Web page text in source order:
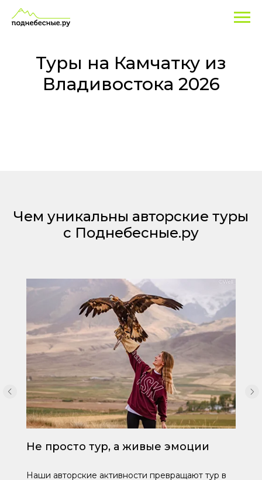
Туры
на
Камчатку
Владивостока
Экскурсионные
программы
Туры на Камчатку из
Владивостока 2026
Чем уникальны авторские туры
с Поднебесные.ру
Не просто тур, а живые эмоции
Наши авторские активности превращают тур в